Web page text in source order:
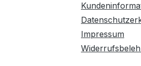
Impressum